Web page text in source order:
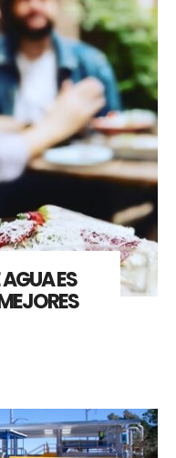
ES